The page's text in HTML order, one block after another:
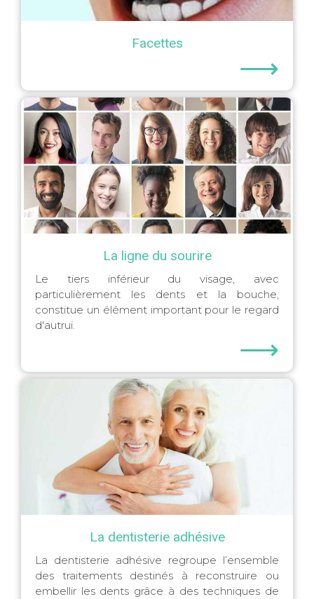
Facettes
⟶
La ligne du sourire
Le tiers inférieur du visage, avec
particulièrement les dents et la bouche,
constitue un élément important pour le regard
d'autrui.
⟶
La dentisterie adhésive
La dentisterie adhésive regroupe l’ensemble
des traitements destinés à reconstruire ou
embellir les dents grâce à des techniques de